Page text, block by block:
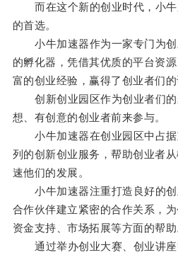
而在这个新的创业时代，小牛
的首选。
小牛加速器作为一家专门为创
的孵化器，凭借其优质的平台资
富的创业经验，赢得了创业者们的
创新创业园区作为创业者们的
想、有创意的创业者前来参与。
小牛加速器在创业园区中占据
列的创新创业服务，帮助创业者
速他们的发展。
小牛加速器注重打造良好的创
合作伙伴建立紧密的合作关系，
资金支持、市场拓展等方面的帮助
通过举办创业大赛、创业讲座